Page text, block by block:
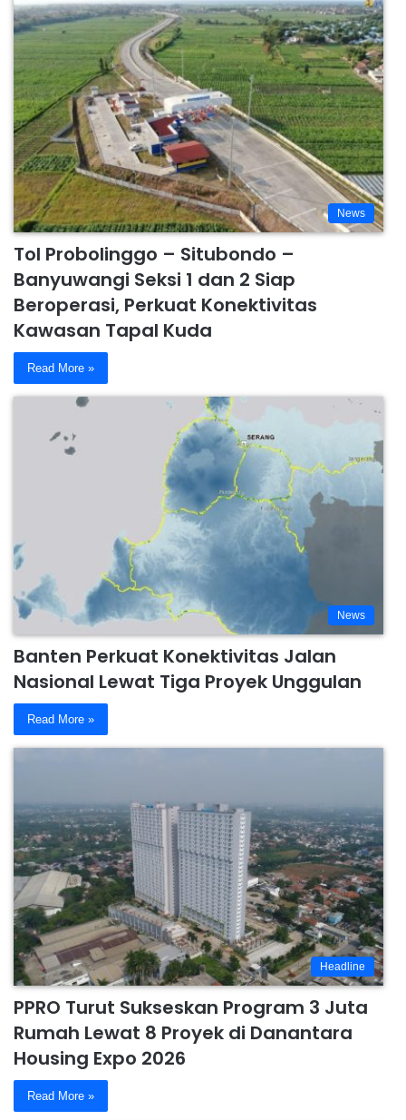
News
Tol Probolinggo – Situbondo –
Banyuwangi Seksi 1 dan 2 Siap
Beroperasi, Perkuat Konektivitas
Kawasan Tapal Kuda
Read More »
News
Banten Perkuat Konektivitas Jalan
Nasional Lewat Tiga Proyek Unggulan
Read More »
Headline
PPRO Turut Sukseskan Program 3 Juta
Rumah Lewat 8 Proyek di Danantara
Housing Expo 2026
Read More »